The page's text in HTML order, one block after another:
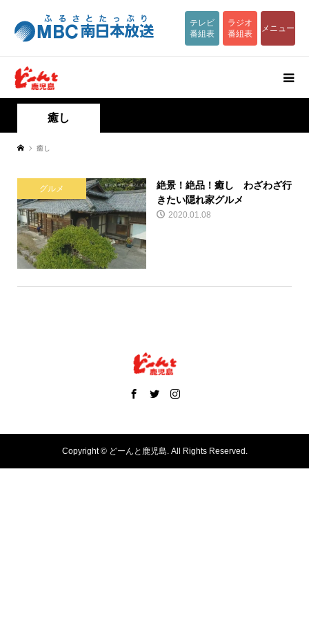
テレビ
番組表
ラジオ
番組表
メニュー
癒し
癒し
グルメ
絶景！絶品！癒し わざわざ行
きたい隠れ家グルメ
2020.01.08
Copyright ©どーんと鹿児島. All Rights Reserved.